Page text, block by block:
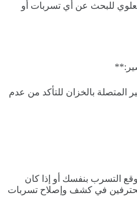
للبحث عن أي تسربات أو
بالخزان للتأكد من عدم
التسرب بنفسك أو إذا كان
في كشف وإصلاح تسربات